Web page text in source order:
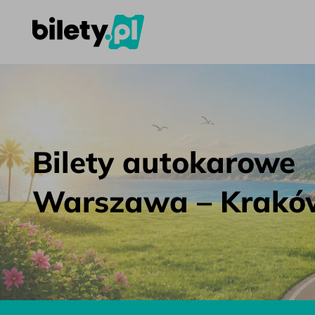
Przejdź do treści
Bilety autokarowe Warszawa – Kraków – bilety.pl
Bilety autokarowe
Warszawa –